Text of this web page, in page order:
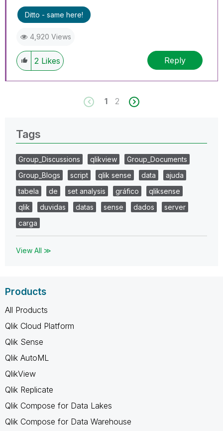
WhatsApp: 24 98152-1675
Skype: justen.thiago
Ditto - same here!
4,920 Views
2 Likes Reply
1 2
Tags
Group_Discussions qlikview
Group_Documents
Group_Blogs
script qlik sense data
ajuda
tabela
de set analysis gráfico
qliksense
qlik
duvidas datas sense dados
server
carga
View All ≫
Products
All Products
Qlik Cloud Platform
Qlik Sense
Qlik AutoML
QlikView
Qlik Replicate
Qlik Compose for Data Lakes
Qlik Compose for Data Warehouse